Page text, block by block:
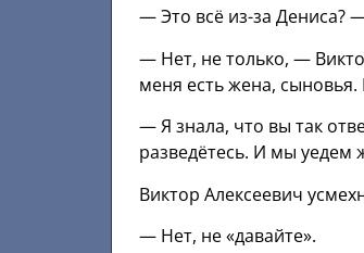
— Это всё из-за Дениса?
— Нет, не только, —
меня есть жена, сыновья.
— Я знала, что вы так
разведётесь. И мы уедем
Виктор Алексеевич
— Нет, не «давайте».